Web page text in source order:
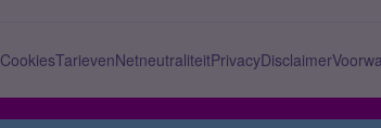
CookiesTarievenNetneutraliteitPrivacyDisclaimer